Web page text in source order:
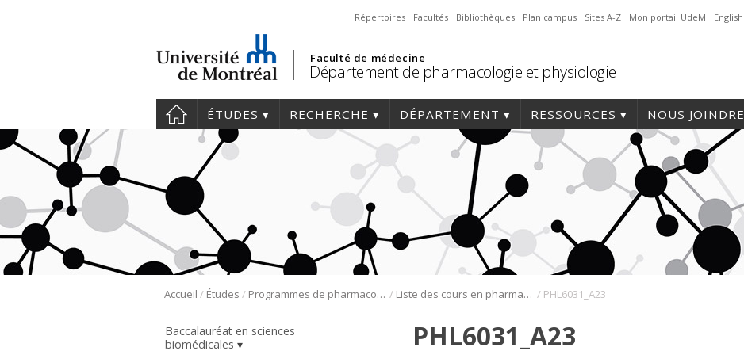
Répertoires Facultés Bibliothèques Plan campus Sites A-Z Mon portail UdeM English
Faculté de médecine
Département de pharmacologie et physiologie
ÉTUDES RECHERCHE DÉPARTEMENT RESSOURCES NOUS JOINDRE
Accueil / Études / Programmes de pharmacologie / Liste des cours en pharmacologie / PHL6031_A23
Baccalauréat en sciences
biomédicales
PHL6031_A23